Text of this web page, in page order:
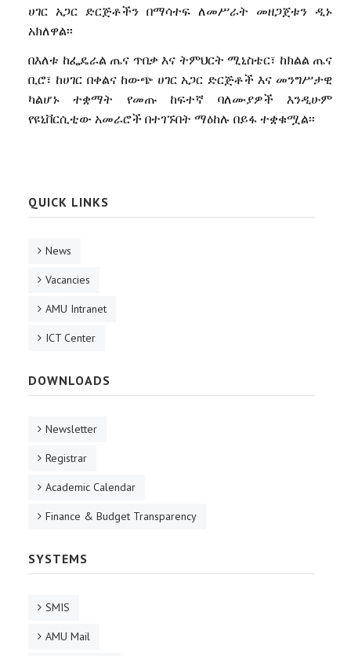
ሀገር አጋር ድርጅቶችን በማሳተፍ ለመሥራት መዘጋጀቱን ዲኑ
አክለዋል፡፡
በእለቱ ከፌዴራል ጤና ጥበቃ እና ትምህርት ሚኒስቴር፣ ከክልል ጤና
ቢሮ፣ ከሀገር በቀልና ከውጭ ሀገር አጋር ድርጅቶች እና መንግሥታዊ
ካልሆኑ ተቋማት የመጡ ከፍተኛ ባለሙያዎች እንዲሁም
የዩኒቨርሲቲው አመራሮች በተገኙበት ማዕከሉ በይፋ ተቋቁሟል፡፡
QUICK LINKS
News
Vacancies
AMU Intranet
ICT Center
DOWNLOADS
Newsletter
Registrar
Academic Calendar
Finance & Budget Transparency
SYSTEMS
SMIS
AMU Mail